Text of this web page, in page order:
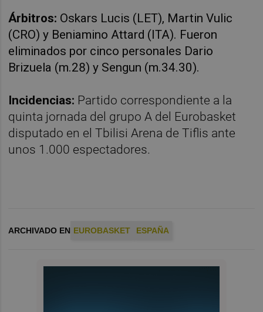
Árbitros: Oskars Lucis (LET), Martin Vulic
(CRO) y Beniamino Attard (ITA). Fueron
eliminados por cinco personales Dario
Brizuela (m.28) y Sengun (m.34.30).
Incidencias: Partido correspondiente a la
quinta jornada del grupo A del Eurobasket
disputado en el Tbilisi Arena de Tiflis ante
unos 1.000 espectadores.
ARCHIVADO EN EUROBASKET ESPAÑA